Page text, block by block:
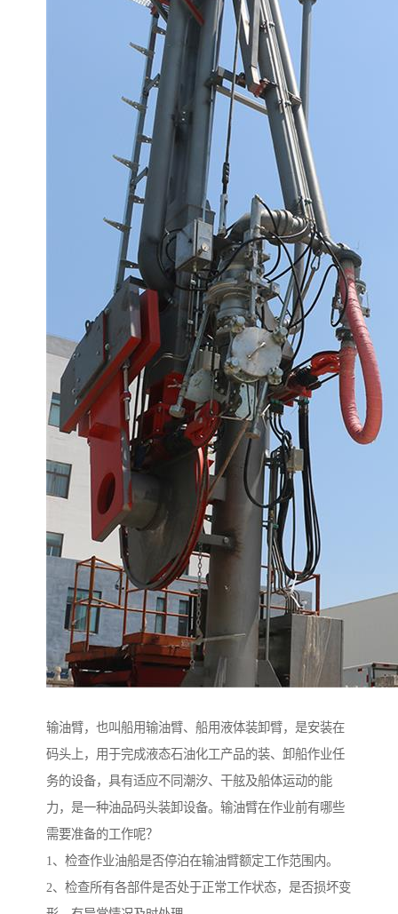
输油臂，也叫船用输油臂、船用液体装卸臂，是安装在
码头上，用于完成液态石油化工产品的装、卸船作业任
务的设备，具有适应不同潮汐、干舷及船体运动的能
力，是一种油品码头装卸设备。输油臂在作业前有哪些
需要准备的工作呢？
1、检查作业油船是否停泊在输油臂额定工作范围内。
2、检查所有各部件是否处于正常工作状态，是否损坏变